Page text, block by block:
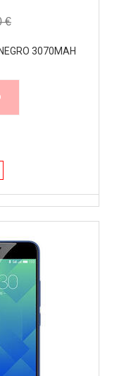
€
3070MAH